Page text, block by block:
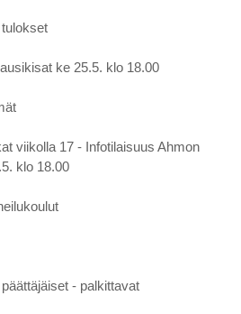
ke 25.5. klo 18.00
viikolla 17 - Infotilaisuus Ahmon
klo 18.00
- palkittavat